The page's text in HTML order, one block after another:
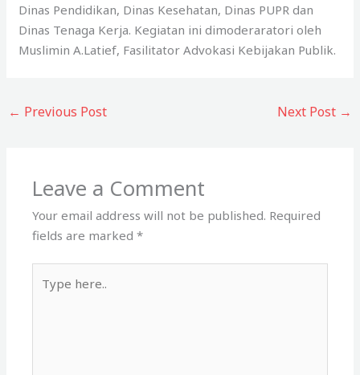
Dinas Pendidikan, Dinas Kesehatan, Dinas PUPR dan
Dinas Tenaga Kerja. Kegiatan ini dimoderaratori oleh
Muslimin A.Latief, Fasilitator Advokasi Kebijakan Publik.
← Previous Post Next Post →
Leave a Comment
Your email address will not be published. Required
fields are marked*
here..